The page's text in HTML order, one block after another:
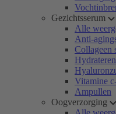
Gezichtsserum
Alle
Anti-
Collageen
Vitamine
Ampullen
Oogverzorging